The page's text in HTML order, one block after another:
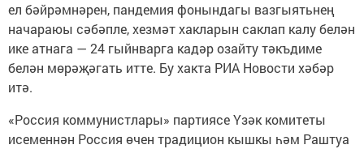
ел бәйрәмнәрен, пандемия фонындагы вазгыятьнең
начараюы сәбәпле, хезмәт хакларын саклап калу белән
ике атнага — 24 гыйнварга кадәр озайту тәкъдиме
белән мөрәҗәгать итте. Бу хакта РИА Новости хәбәр
итә.
«Россия коммунистлары» партиясе Үзәк комитеты
исеменнән Россия өчен традицион кышкы һәм Раштуа